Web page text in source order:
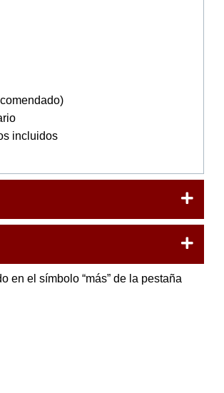
incluidos
en el símbolo “más” de la pestaña